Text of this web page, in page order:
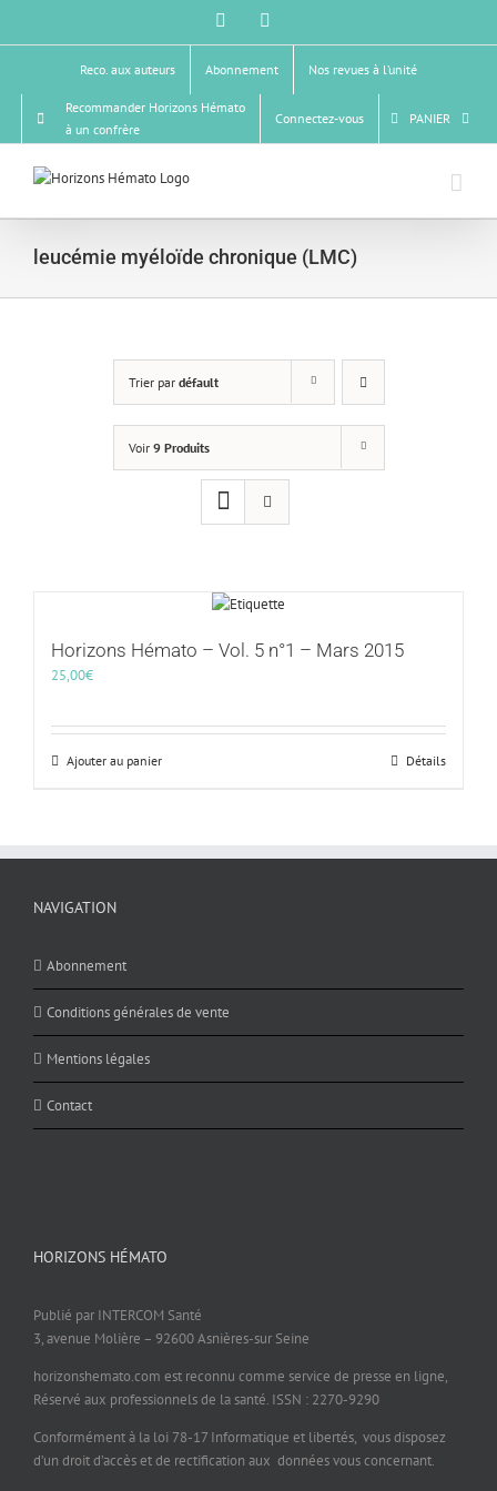
Facebook
Reco. aux auteurs Abonnement Nos revues à l’unité
Recommander Horizons Hémato
à un confrère
Connectez-vous PANIER
leucémie myéloïde chronique (LMC)
Trier par défault
Voir 9 Produits
Horizons Hémato – Vol. 5 n°1 – Mars 2015
25,00€
Ajouter au panier Détails
NAVIGATION
Abonnement
Conditions générales de vente
Mentions légales
Contact
HORIZONS HÉMATO
Publié par INTERCOM Santé
3, avenue Molière – 92600 Asnières-sur Seine
horizonshemato.com est reconnu comme service de presse en ligne,
Réservé aux professionnels de la santé. ISSN : 2270-9290
Conformément à la loi 78-17 Informatique et libertés, vous disposez
d’un droit d’accès et de rectification aux données vous concernant.